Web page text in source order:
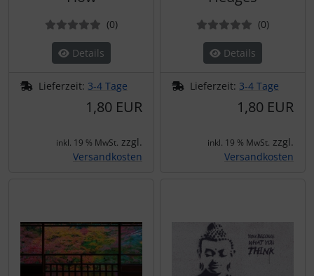
(0Bewertungen
)
Details
Lieferzeit: 3-4 Tage
1,80 EUR
inkl. 19 % MwSt. zzgl.
Versandkosten
(0)
Details
Lieferzeit: 3-4 Tage
1,80 EUR
inkl. 19 % MwSt. zzgl.
Versandkosten